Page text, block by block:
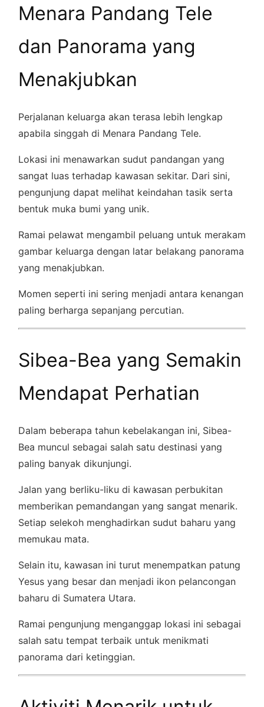
Menara Pandang Tele
dan Panorama yang
Menakjubkan
Perjalanan keluarga akan terasa lebih lengkap
apabila singgah di Menara Pandang Tele.
Lokasi ini menawarkan sudut pandangan yang
sangat luas terhadap kawasan sekitar. Dari sini,
pengunjung dapat melihat keindahan tasik serta
bentuk muka bumi yang unik.
Ramai pelawat mengambil peluang untuk merakam
gambar keluarga dengan latar belakang panorama
yang menakjubkan.
Momen seperti ini sering menjadi antara kenangan
paling berharga sepanjang percutian.
Sibea-Bea yang Semakin
Mendapat Perhatian
Dalam beberapa tahun kebelakangan ini, Sibea-
Bea muncul sebagai salah satu destinasi yang
paling banyak dikunjungi.
Jalan yang berliku-liku di kawasan perbukitan
memberikan pemandangan yang sangat menarik.
Setiap selekoh menghadirkan sudut baharu yang
memukau mata.
Selain itu, kawasan ini turut menempatkan patung
Yesus yang besar dan menjadi ikon pelancongan
baharu di Sumatera Utara.
Ramai pengunjung menganggap lokasi ini sebagai
salah satu tempat terbaik untuk menikmati
panorama dari ketinggian.